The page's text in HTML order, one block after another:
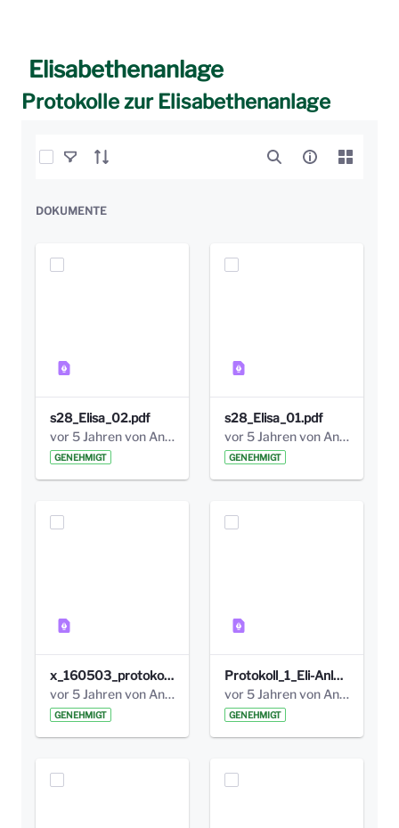
Elisabethenanlage
Protokolle zur Elisabethenanlage
Elemente auswählen
DOKUMENTE
s28_Elisa_02.pdf
vor 5 Jahren von Anni Schlumberger
GENEHMIGT
s28_Elisa_01.pdf
vor 5 Jahren von Anni Schlumberger
GENEHMIGT
x_160503_protokoll_infoabend.pdf
vor 5 Jahren von Anni Schlumberger
GENEHMIGT
Protokoll_1_Eli-Anlage_final.pdf
vor 5 Jahren von Anni Schlumberger
GENEHMIGT